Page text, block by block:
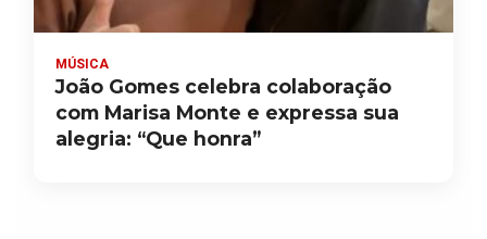
MÚSICA
João Gomes celebra colaboração
com Marisa Monte e expressa sua
alegria: “Que honra”